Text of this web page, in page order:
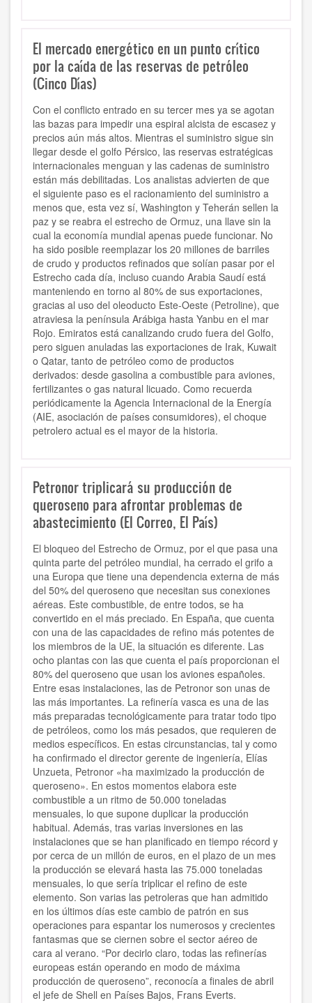
El mercado energético en un punto crítico
por la caída de las reservas de petróleo
(Cinco Días)
Con el conflicto entrado en su tercer mes ya se agotan
las bazas para impedir una espiral alcista de escasez y
precios aún más altos. Mientras el suministro sigue sin
llegar desde el golfo Pérsico, las reservas estratégicas
internacionales menguan y las cadenas de suministro
están más debilitadas. Los analistas advierten de que
el siguiente paso es el racionamiento del suministro a
menos que, esta vez sí, Washington y Teherán sellen la
paz y se reabra el estrecho de Ormuz, una llave sin la
cual la economía mundial apenas puede funcionar. No
ha sido posible reemplazar los 20 millones de barriles
de crudo y productos refinados que solían pasar por el
Estrecho cada día, incluso cuando Arabia Saudí está
manteniendo en torno al 80% de sus exportaciones,
gracias al uso del oleoducto Este-Oeste (Petroline), que
atraviesa la península Arábiga hasta Yanbu en el mar
Rojo. Emiratos está canalizando crudo fuera del Golfo,
pero siguen anuladas las exportaciones de Irak, Kuwait
o Qatar, tanto de petróleo como de productos
derivados: desde gasolina a combustible para aviones,
fertilizantes o gas natural licuado. Como recuerda
periódicamente la Agencia Internacional de la Energía
(AIE, asociación de países consumidores), el choque
petrolero actual es el mayor de la historia.
Petronor triplicará su producción de
queroseno para afrontar problemas de
abastecimiento (El Correo, El País)
El bloqueo del Estrecho de Ormuz, por el que pasa una
quinta parte del petróleo mundial, ha cerrado el grifo a
una Europa que tiene una dependencia externa de más
del 50% del queroseno que necesitan sus conexiones
aéreas. Este combustible, de entre todos, se ha
convertido en el más preciado. En España, que cuenta
con una de las capacidades de refino más potentes de
los miembros de la UE, la situación es diferente. Las
ocho plantas con las que cuenta el país proporcionan el
80% del queroseno que usan los aviones españoles.
Entre esas instalaciones, las de Petronor son unas de
las más importantes. La refinería vasca es una de las
más preparadas tecnológicamente para tratar todo tipo
de petróleos, como los más pesados, que requieren de
medios específicos. En estas circunstancias, tal y como
ha confirmado el director gerente de ingeniería, Elías
Unzueta, Petronor «ha maximizado la producción de
queroseno». En estos momentos elabora este
combustible a un ritmo de 50.000 toneladas
mensuales, lo que supone duplicar la producción
habitual. Además, tras varias inversiones en las
instalaciones que se han planificado en tiempo récord y
por cerca de un millón de euros, en el plazo de un mes
la producción se elevará hasta las 75.000 toneladas
mensuales, lo que sería triplicar el refino de este
elemento. Son varias las petroleras que han admitido
en los últimos días este cambio de patrón en sus
operaciones para espantar los numerosos y crecientes
fantasmas que se ciernen sobre el sector aéreo de
cara al verano. “Por decirlo claro, todas las refinerías
europeas están operando en modo de máxima
producción de queroseno”, reconocía a finales de abril
el jefe de Shell en Países Bajos, Frans Everts.